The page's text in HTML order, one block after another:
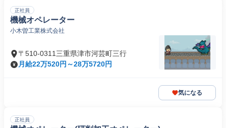
正社員
機械オペレーター
小木曽工業株式会社
〒510-0311三重県津市河芸町三行
月給22万520円～28万5720円
気になる
正社員